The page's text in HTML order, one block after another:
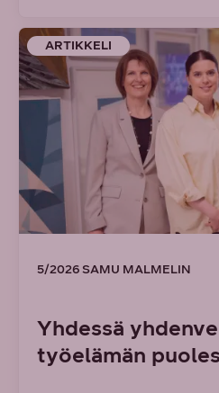
ARTIKKELI
5/2026 SAMU MALMELIN
Yhdessä
työelämän